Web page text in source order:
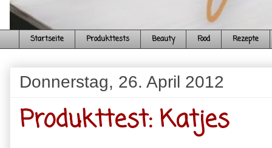
Startseite Produkttests Beauty Food Rezepte
Donnerstag, 26. April 2012
Produkttest: Katjes